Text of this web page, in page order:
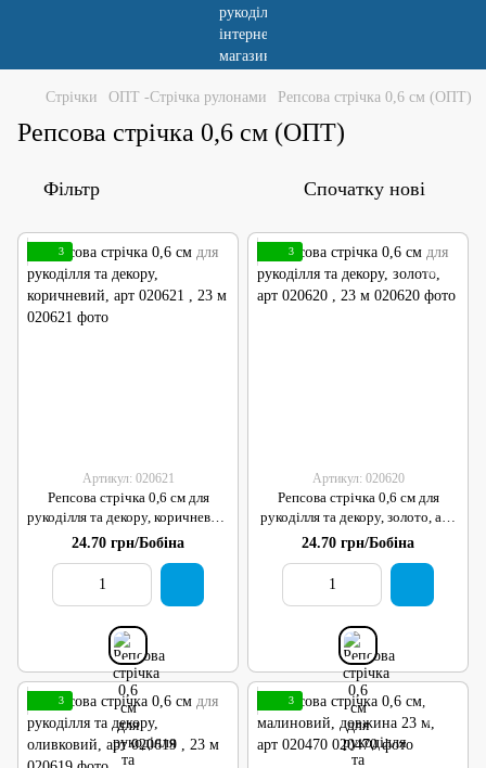
Стрічки ОПТ -Стрічка рулонами Репсова стрічка 0,6 см (ОПТ)
Репсова стрічка 0,6 см (ОПТ)
Фільтр Спочатку нові
3
Артикул: 020621
Репсова стрічка 0,6 см для
рукоділля та декору, коричневий,
арт 020621 , 23 м
24.70 грн/Бобіна
3
Артикул: 020620
Репсова стрічка 0,6 см для
рукоділля та декору, золото, арт
020620 , 23 м
24.70 грн/Бобіна
3 3